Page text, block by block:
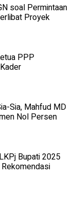
soal Permintaan
Proyek
PPP
Sia, Mahfud MD
Nol Persen
Bupati 2025